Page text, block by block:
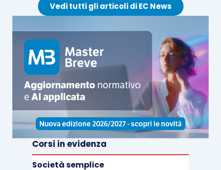
Vedi tutti gli articoli di EC News
Corsi in evidenza
Società semplice